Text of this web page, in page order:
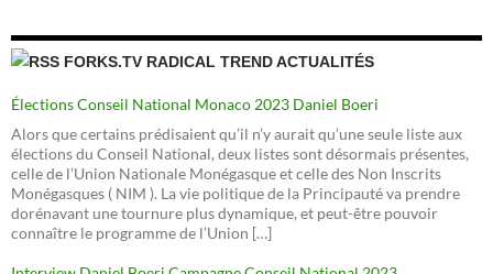
FORKS.TV RADICAL TREND ACTUALITÉS
Élections Conseil National Monaco 2023 Daniel Boeri
Alors que certains prédisaient qu’il n’y aurait qu’une seule liste aux
élections du Conseil National, deux listes sont désormais présentes,
celle de l’Union Nationale Monégasque et celle des Non Inscrits
Monégasques ( NIM ). La vie politique de la Principauté va prendre
dorénavant une tournure plus dynamique, et peut-être pouvoir
connaître le programme de l’Union […]